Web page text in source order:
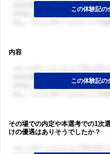
内容
その場での内定や本選考での1次
けの優遇はありそうでしたか？